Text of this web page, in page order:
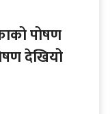
पोषण
देखियो